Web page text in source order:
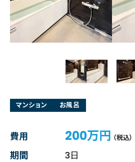
マンション お風呂
費用 200万円 （税込）
期間
3日